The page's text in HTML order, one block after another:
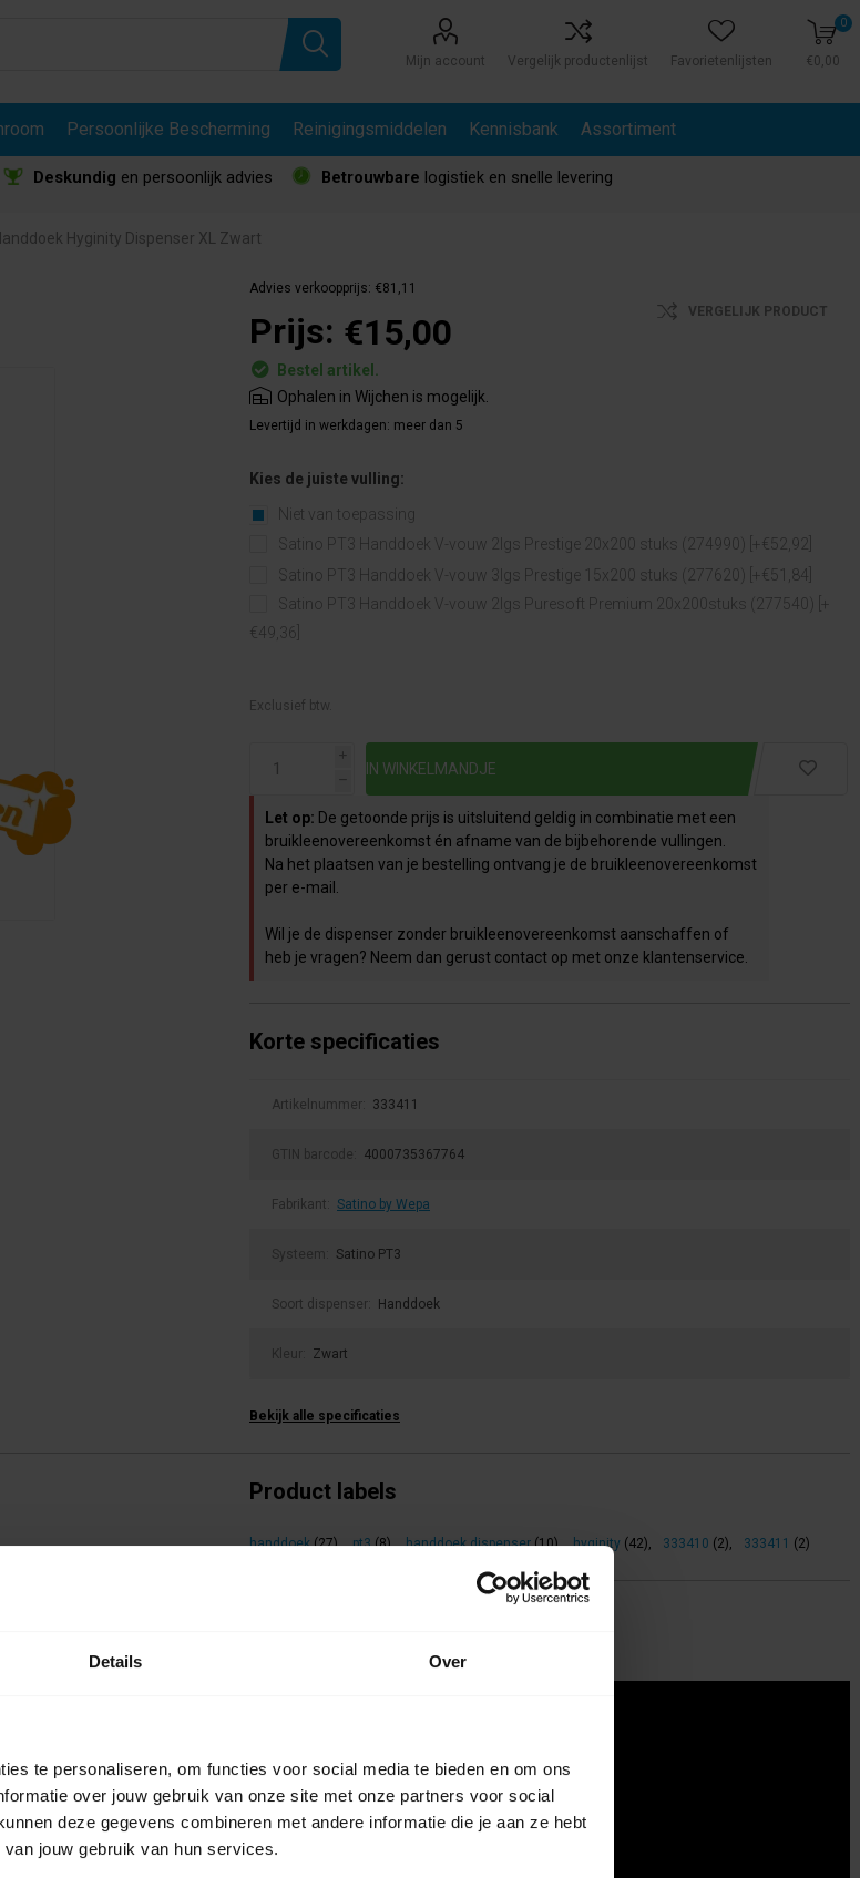
Details Over
te personaliseren, om functies voor social media te bieden en om ons
over jouw gebruik van onze site met onze partners voor social
deze gegevens combineren met andere informatie die je aan ze hebt
jouw gebruik van hun services.
Mijn account Vergelijk productenlijst Favorietenlijsten
0
€0,00
Persoonlijke Bescherming Reinigingsmiddelen Kennisbank Assortiment
Deskundig en persoonlijk advies Betrouwbare logistiek en snelle levering
Hyginity Dispenser XL Zwart
Advies verkoopprijs: €81,11
Prijs: €15,00 VERGELIJK PRODUCT
Bestel artikel.
Ophalen in Wijchen is mogelijk.
Levertijd in werkdagen: meer dan 5
Kies de juiste vulling:
Niet van toepassing
Satino PT3 Handdoek V-vouw 2lgs Prestige 20x200 stuks (274990) [+€52,92]
Satino PT3 Handdoek V-vouw 3lgs Prestige 15x200 stuks (277620) [+€51,84]
Satino PT3 Handdoek V-vouw 2lgs Puresoft Premium 20x200stuks (277540) [+
€49,36]
Exclusief btw.
i
h
Let op: De getoonde prijs is uitsluitend geldig in combinatie met een
bruikleenovereenkomst én afname van de bijbehorende vullingen.
Na het plaatsen van je bestelling ontvang je de bruikleenovereenkomst
per e-mail.
Wil je de dispenser zonder bruikleenovereenkomst aanschaffen of
heb je vragen? Neem dan gerust contact op met onze klantenservice.
Korte specificaties
Artikelnummer: 333411
GTIN barcode: 4000735367764
Fabrikant: Satino by Wepa
Systeem: Satino PT3
Soort dispenser: Handdoek
Kleur: Zwart
Bekijk alle specificaties
en is daarmee ideaal
zeer
Product labels
handdoek (27), pt3 (8), handdoek dispenser (10), hyginity (42) 333410 (2) 333411 (2)